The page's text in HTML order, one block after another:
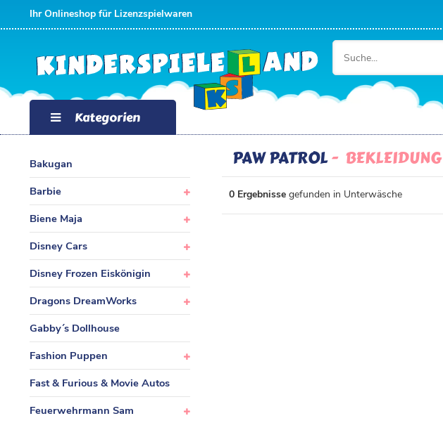
Ihr Onlineshop für Lizenzspielwaren
Kategorien
Bakugan
Barbie
Biene Maja
Disney Cars
Disney Frozen Eiskönigin
Dragons DreamWorks
Gabby´s Dollhouse
Fashion Puppen
Fast & Furious & Movie Autos
Feuerwehrmann Sam
PAW PATROL BEKLEIDUNG
0 Ergebnisse gefunden in Unterwäsche
FILTER